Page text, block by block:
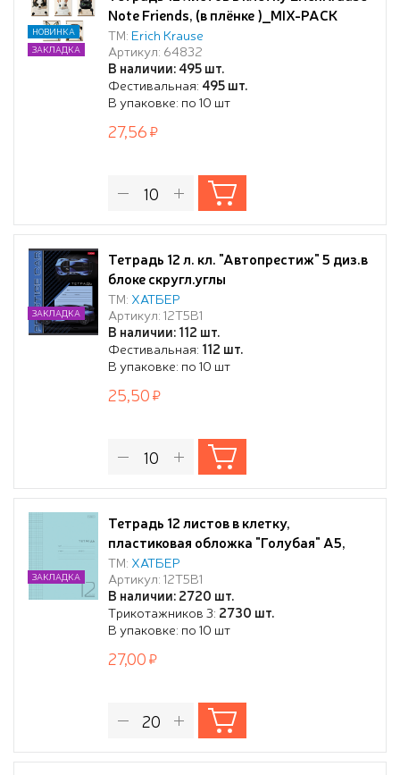
Note Friends, (в плёнке )_MIX-PACK
ТМ: Erich Krause
Артикул: 64832
В наличии: 495 шт.
Фестивальная: 495 шт.
В упаковке: по 10 шт
НОВИНКА
ЗАКЛАДКА
27,56
Тетрадь 12 л. кл. "Автопрестиж" 5 диз.в
блоке скругл.углы
ТМ: ХАТБЕР
Артикул: 12Т5В1
В наличии: 112 шт.
Фестивальная: 112 шт.
В упаковке: по 10 шт
ЗАКЛАДКА
25,50
Тетрадь 12 листов в клетку,
пластиковая обложка "Голубая" А5,
60-65г/кв.м
ТМ: ХАТБЕР
Артикул: 12Т5В1
В наличии: 2720 шт.
Трикотажников 3: 2730 шт.
В упаковке: по 10 шт
ЗАКЛАДКА
27,00